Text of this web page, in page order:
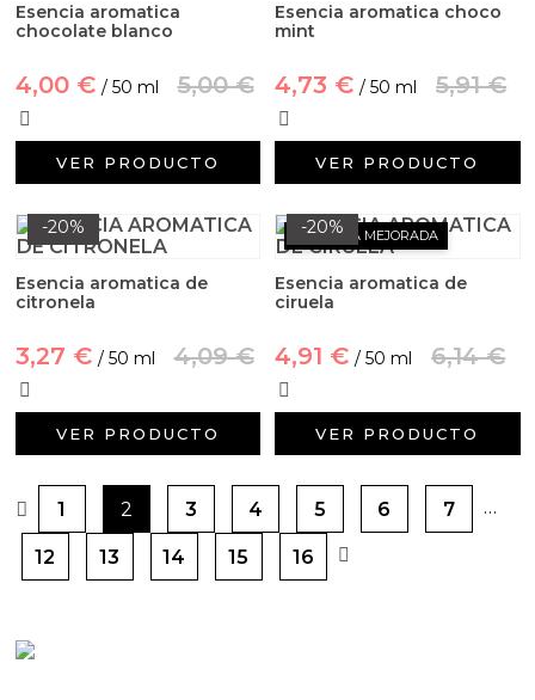
Esencia aromatica
chocolate blanco
4,00 € / 50 ml 5,00 €
VER PRODUCTO
Esencia aromatica choco
mint
4,73 € / 50 ml 5,91 €
VER PRODUCTO
-20%
Esencia aromatica de
citronela
3,27 € / 50 ml 4,09 €
VER PRODUCTO
-20%
FÓRMULA MEJORADA
Esencia aromatica de
ciruela
4,91 € / 50 ml 6,14 €
VER PRODUCTO
1 2 3 4 5 6 7 …
12 13 14 15 16